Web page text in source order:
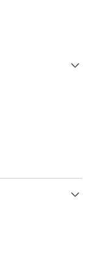
FLOWER
FLOWER